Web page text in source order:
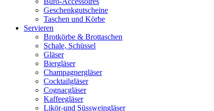
Geschenkgutscheine
Taschen und Körbe
Servieren
Brotkörbe & Brottaschen
Schale, Schüssel
Gläser
Biergläser
Champagnergläser
Cocktailgläser
Cognacgläser
Kaffeegläser
Likör-und Süssweingläser